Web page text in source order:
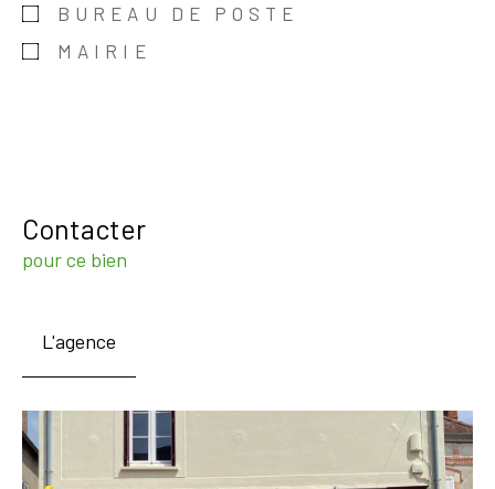
BUREAU DE POSTE
MAIRIE
Contacter
pour ce bien
L'agence